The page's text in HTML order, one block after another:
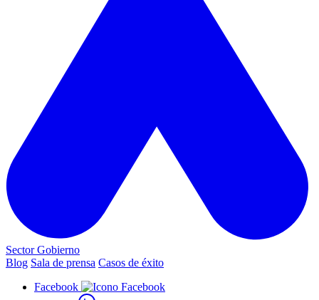
Sector Gobierno
Blog Sala de prensa Casos de éxito
Facebook